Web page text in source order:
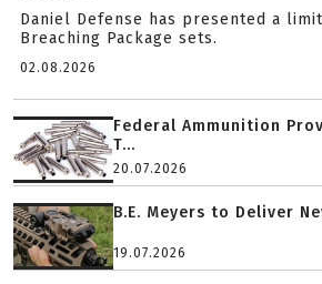
Daniel Defense has presented a
Breaching Package sets.
02.08.2026
Federal Ammunition
T...
20.07.2026
B.E. Meyers to Deliver
19.07.2026